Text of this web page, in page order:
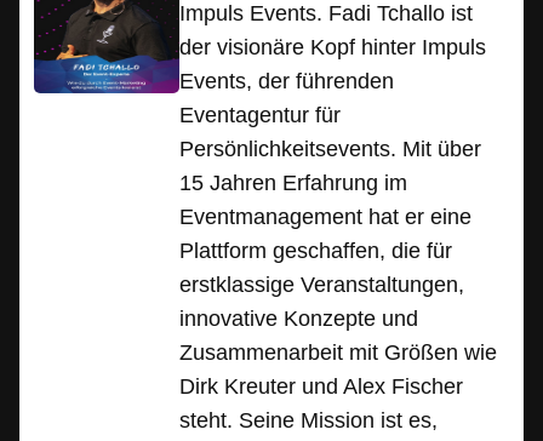
Impuls Events. Fadi Tchallo ist
der visionäre Kopf hinter Impuls
Events, der führenden
Eventagentur für
Persönlichkeitsevents. Mit über
15 Jahren Erfahrung im
Eventmanagement hat er eine
Plattform geschaffen, die für
erstklassige Veranstaltungen,
innovative Konzepte und
Zusammenarbeit mit Größen wie
Dirk Kreuter und Alex Fischer
steht. Seine Mission ist es,